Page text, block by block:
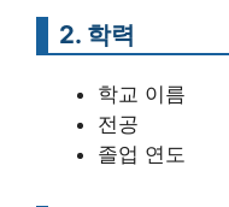
2. 학력
학교 이름
전공
졸업 연도